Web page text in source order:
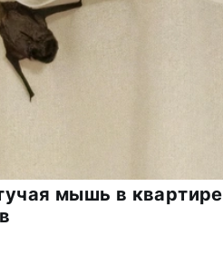
мышь в квартире